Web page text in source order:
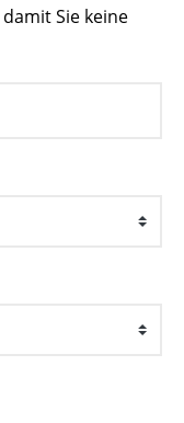
Sie keine